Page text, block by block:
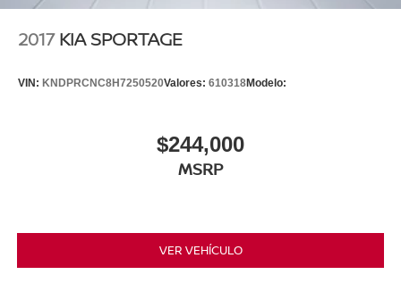
2017 KIA SPORTAGE
VIN: KNDPRCNC8H7250520Valores: 610318Modelo:
$244,000
MSRP
VER VEHÍCULO